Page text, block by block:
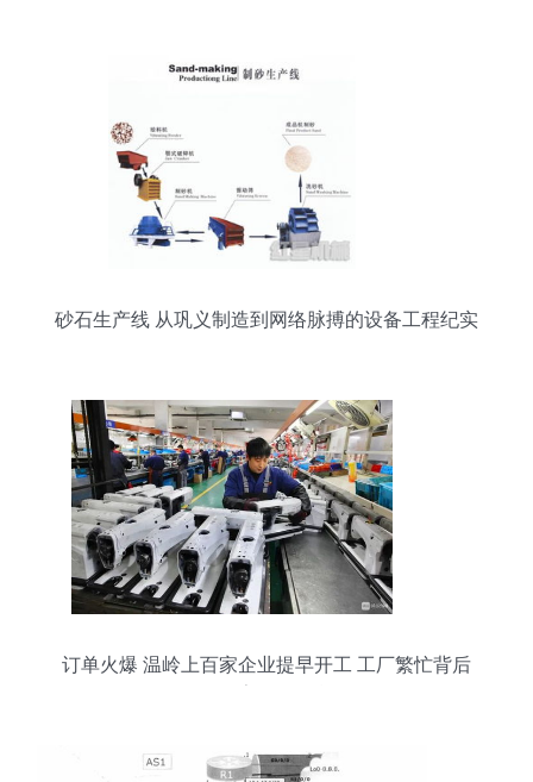
砂石生产线 从巩义制造到网络脉搏的设备工程纪实
订单火爆 温岭上百家企业提早开工 工厂繁忙背后